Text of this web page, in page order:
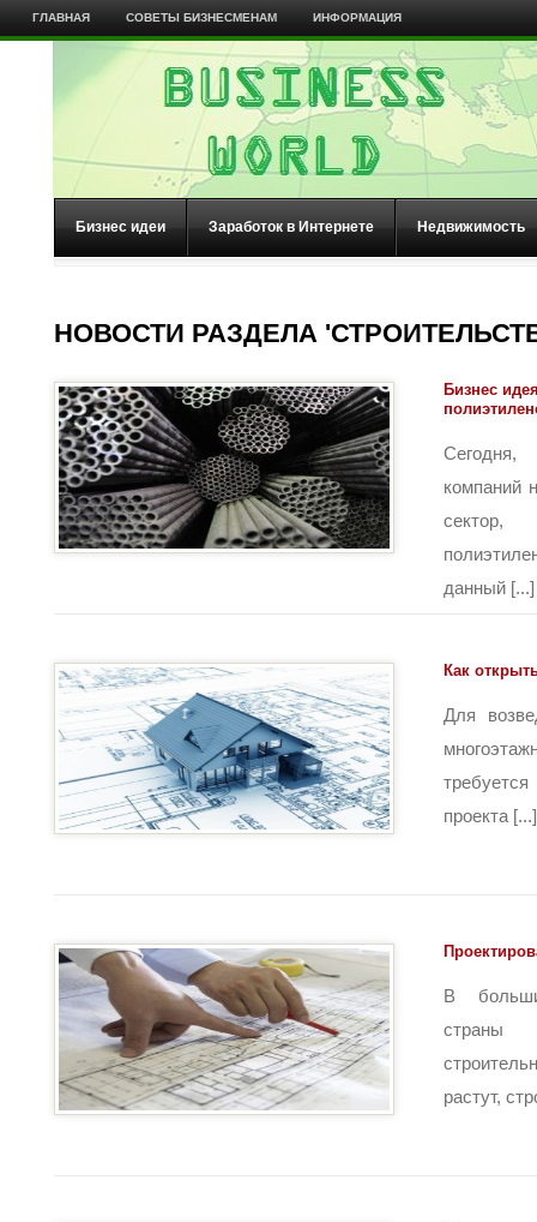
ГЛАВНАЯ СОВЕТЫ БИЗНЕСМЕНАМ ИНФОРМАЦИЯ
Бизнес идеи Заработок в Интернете Недвижимость
НОВОСТИ РАЗДЕЛА
Бизнес
Сегодня,
компаний
данный [...]
Как
Для
проекта [...]
В
растут,